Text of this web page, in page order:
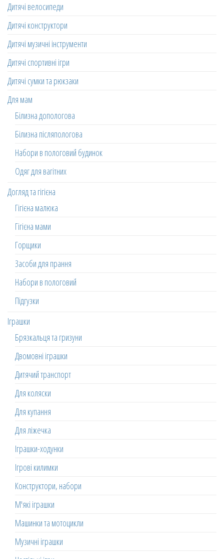
Дитячі велосипеди
Дитячі конструктори
Дитячі музичні інструменти
Дитячі спортивні ігри
Дитячі сумки та рюкзаки
Для мам
Білизна допологова
Білизна післяпологова
Набори в пологовий будинок
Одяг для вагітних
Догляд та гігієна
Гігієна малюка
Гігієна мами
Горщики
Засоби для прання
Набори в пологовий
Підгузки
Іграшки
Брязкальця та гризуни
Двомовні іграшки
Дитячий транспорт
Для коляски
Для купання
Для ліжечка
Іграшки-ходунки
Ігрові килимки
Конструктори, набори
М'які іграшки
Машинки та мотоцикли
Музичні іграшки